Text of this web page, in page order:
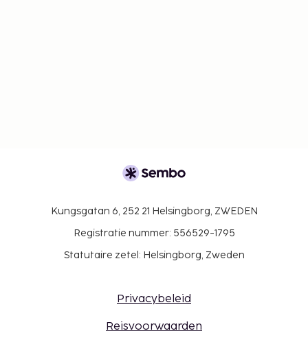
Kungsgatan 6, 252 21 Helsingborg, ZWEDEN
Registratie nummer: 556529-1795
Statutaire zetel: Helsingborg, Zweden
Privacybeleid
Reisvoorwaarden